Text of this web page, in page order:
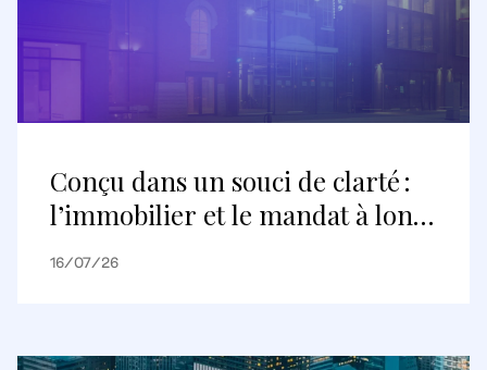
Conçu dans un souci de clarté :
l’immobilier et le mandat à long
terme
16/07/26